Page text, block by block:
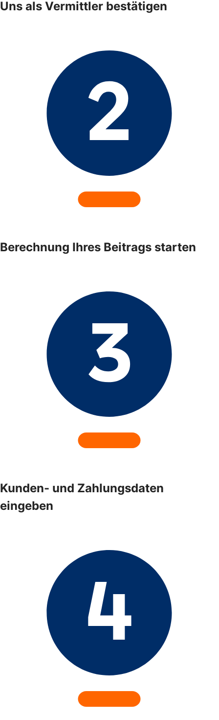
Uns als Vermittler bestätigen
Berechnung Ihres Beitrags starten
Kunden- und Zahlungsdaten
eingeben